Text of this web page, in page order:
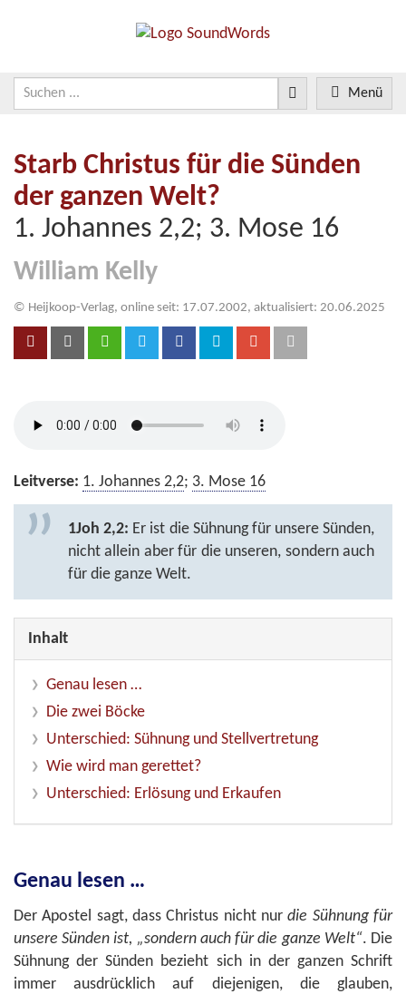
Menü
Starb Christus für die Sünden
der ganzen Welt?
1. Johannes 2,2; 3. Mose 16
William Kelly
© Heijkoop-Verlag, online seit: 17.07.2002, aktualisiert: 20.06.2025
Leitverse: 1. Johannes 2,2; 3. Mose 16
1Joh 2,2: Er ist die Sühnung für unsere Sünden,
nicht allein aber für die unseren, sondern auch
für die ganze Welt.
Inhalt
Genau lesen …
Die zwei Böcke
Unterschied: Sühnung und Stellvertretung
Wie wird man gerettet?
Unterschied: Erlösung und Erkaufen
Genau lesen …
Der Apostel sagt, dass Christus nicht nurdie Sühnung für
unsere Sünden ist, „sondern auch für die ganze Welt“. Die
Sühnung der Sünden bezieht sich in der ganzen Schrift
immer ausdrücklich auf diejenigen, die glauben,